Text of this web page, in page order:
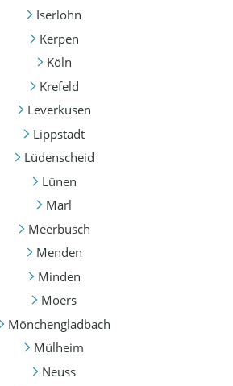
Iserlohn
Kerpen
Köln
Krefeld
Leverkusen
Lippstadt
Lüdenscheid
Lünen
Marl
Meerbusch
Menden
Minden
Moers
Mönchengladbach
Mülheim
Neuss